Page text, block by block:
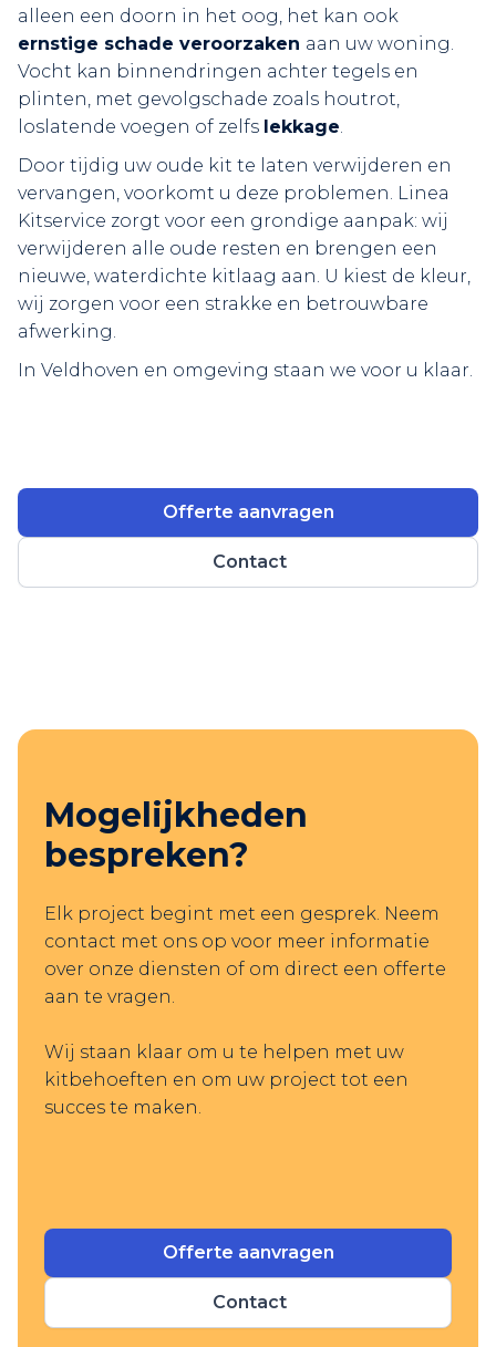
alleen een doorn in het oog, het kan ook
ernstige schade veroorzaken aan uw woning.
Vocht kan binnendringen achter tegels en
plinten, met gevolgschade zoals houtrot,
loslatende voegen of zelfs lekkage.
Door tijdig uw oude kit te laten verwijderen en
vervangen, voorkomt u deze problemen. Linea
Kitservice zorgt voor een grondige aanpak: wij
verwijderen alle oude resten en brengen een
nieuwe, waterdichte kitlaag aan. U kiest de kleur,
wij zorgen voor een strakke en betrouwbare
afwerking.
In Veldhoven en omgeving staan we voor u klaar.
Contact
Offerte aanvragen
Mogelijkheden
bespreken?
Elk project begint met een gesprek. Neem
contact met ons op voor meer informatie
over onze diensten of om direct een offerte
aan te vragen.
Wij staan klaar om u te helpen met uw
kitbehoeften en om uw project tot een
succes te maken.
Contact
Offerte aanvragen